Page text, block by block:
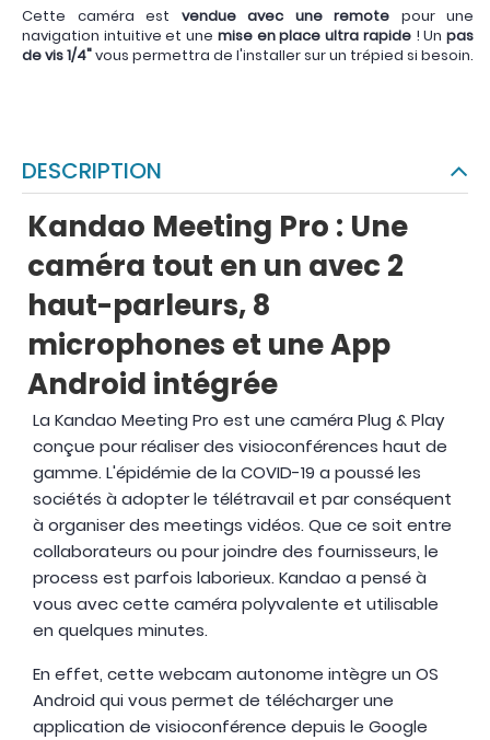
Cette caméra est vendue avec une remote pour une
navigation intuitive et une mise en place ultra rapide! Unpas
de vis 1/4"vous permettra de l'installer sur un trépied si besoin.
DESCRIPTION
Kandao Meeting Pro : Une
caméra tout en un avec 2
haut-parleurs, 8
microphones et une App
Android intégrée
La Kandao Meeting Pro est une caméra Plug & Play
conçue pour réaliser des visioconférences haut de
gamme. L'épidémie de la COVID-19 a poussé les
sociétés à adopter le télétravail et par conséquent
à organiser des meetings vidéos. Que ce soit entre
collaborateurs ou pour joindre des fournisseurs, le
process est parfois laborieux. Kandao a pensé à
vous avec cette caméra polyvalente et utilisable
en quelques minutes.
En effet, cette webcam autonome intègre un OS
Android qui vous permet de télécharger une
application de visioconférence depuis le Google